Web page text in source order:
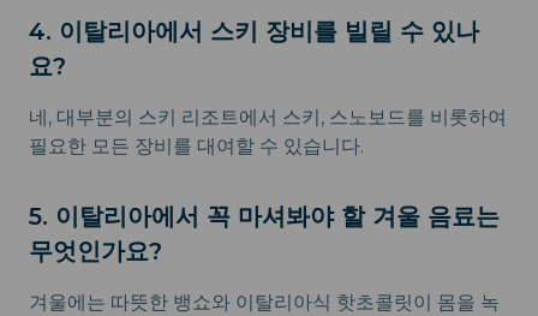
4. 이탈리아에서 스키 장비를 빌릴 수 있나
요?
네, 대부분의 스키 리조트에서 스키, 스노보드를 비롯하여
필요한 모든 장비를 대여할 수 있습니다.
5. 이탈리아에서 꼭 마셔봐야 할 겨울 음료는
무엇인가요?
겨울에는 따뜻한 뱅쇼와 이탈리아식 핫초콜릿이 몸을 녹